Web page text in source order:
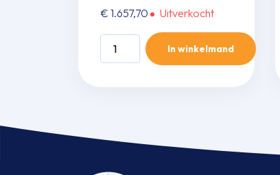
€ 1.657,70 Uitverkocht
ZT-
In winkelmand